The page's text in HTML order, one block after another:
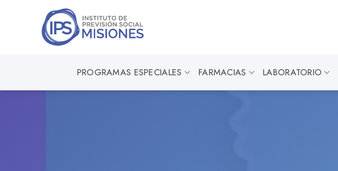
PROGRAMAS ESPECIALES FARMACIAS LABORATORIO